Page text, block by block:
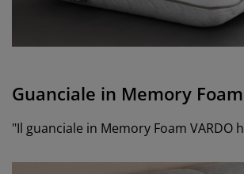
Guanciale in Memory Foam
"Il guanciale in Memory Foam